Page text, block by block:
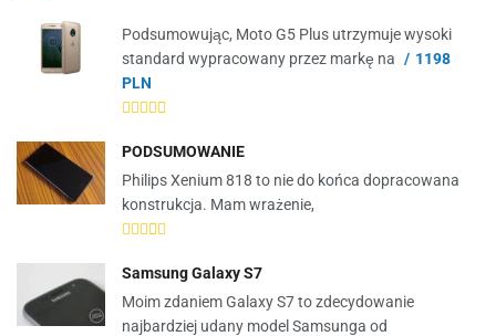
Podsumowując, Moto G5 Plus utrzymuje wysoki
standard wypracowany przez markę na
1198
PLN
PODSUMOWANIE
Philips Xenium 818 to nie do końca dopracowana
konstrukcja. Mam wrażenie,
Samsung Galaxy S7
Moim zdaniem Galaxy S7 to zdecydowanie
najbardziej udany model Samsunga od